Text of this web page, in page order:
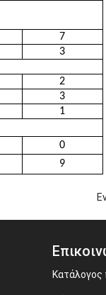
7
3
2
3
1
0
9